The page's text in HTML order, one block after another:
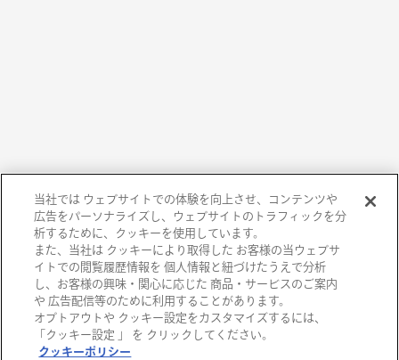
阪急百貨店
当社では ウェブサイトでの体験を向上させ、コンテンツや
広告をパーソナライズし、ウェブサイトのトラフィックを分
析するために、クッキーを使用しています。
また、当社は クッキーにより取得した お客様の当ウェブサ
イトでの閲覧履歴情報を 個人情報と紐づけたうえで分析
し、お客様の興味・関心に応じた 商品・サービスのご案内
や 広告配信等のために利用することがあります。
オプトアウトや クッキー設定をカスタマイズするには、
「クッキー設定 」 を クリックしてください。
クッキーポリシー